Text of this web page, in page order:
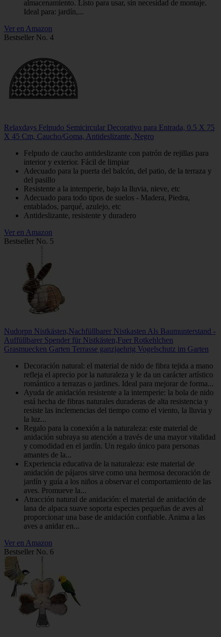
almacenamiento. Listo para usar, sin necesidad de montaje.
Ideal para: jardín,...
Ver en Amazon
Bestseller No. 4
Relaxdays Felpudo Semicircular Decorativo para Entrada, 0.5 X 75
X 45 Cm, Caucho/Goma, Antideslizante, Negro
Felpudo de caucho antideslizante con patrón de rejillas para
interior y exterior. Fácil de limpiar
Adecuado para la puerta del balcón, del patio, de la terraza y
del pasillo
Resistente a la intemperie, bajo la lluvia, nieve, etc
Adecuado para todo tipos de suelos - Madera, Piedra,
entablados, parqué, azulejo, etc
Antideslizante, resistente y duradero
Ver en Amazon
Bestseller No. 5
Nudorpn Nistkästen,Nachfüllbarer Nistkasten Als Baumunterstand -
Auffüllbarer Spender für Nistkästen,Fuer Rotkehlchen
Grasmuecken Garten Terrasse ganzjaehrig Vogelschutz im Garten
Decoración natural: el material de nido de fibra tejida a mano
refleja el aprecio por la naturaleza y le da un carácter artístico
romántico a terrazas o jardines. Ideal para mejorar de forma...
Ayuda de anidación resistente a la intemperie: la bola de nido
está hecha de fibras naturales duraderas de alta resistencia y
resiste las inclemencias del tiempo como el viento, la lluvia y
la luz...
Regalo para la conexión a la naturaleza: este material de
anidación subraya su atención a través de una mayor vitalidad
y comodidad en el jardín. Un regalo único para personas
amantes de la...
Experiencia educativa de la naturaleza: este material de
anidación de pájaros sirve como una hermosa decoración de
jardín y guía a los niños a observar el comportamiento de las
aves. Promueve la...
Atracción natural de anidación: el material de anidación de
lana de alpaca suave soporta especies pequeñas de aves al
proporcionar una base de anidación confiable. Anima a las
aves a anidar en...
Ver en Amazon
Bestseller No. 6